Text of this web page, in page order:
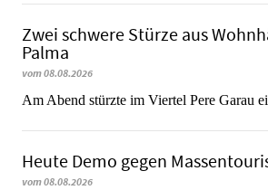
Zwei schwere Stürze aus
Palma
vom 08.08.2026
Am Abend stürzte im Viertel Pere Garau
Heute Demo gegen
vom 08.08.2026